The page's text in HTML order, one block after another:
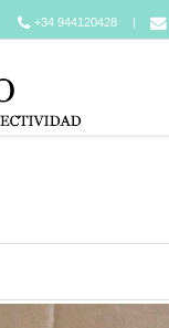
+34 944120428